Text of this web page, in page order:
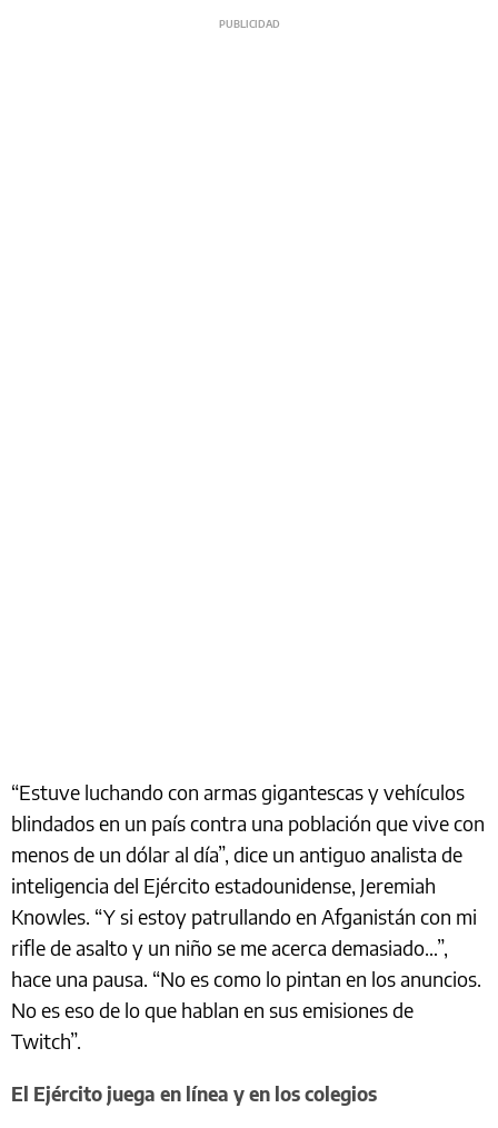
“Estuve luchando con armas gigantescas y vehículos
blindados en un país contra una población que vive con
menos de un dólar al día”, dice un antiguo analista de
inteligencia del Ejército estadounidense, Jeremiah
Knowles. “Y si estoy patrullando en Afganistán con mi
rifle de asalto y un niño se me acerca demasiado…”,
hace una pausa. “No es como lo pintan en los anuncios.
No es eso de lo que hablan en sus emisiones de
Twitch”.
El Ejército juega en línea y en los colegios